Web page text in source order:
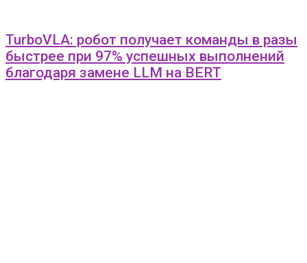
TurboVLA: робот получает команды в разы
быстрее при 97% успешных выполнений
благодаря замене LLM на BERT